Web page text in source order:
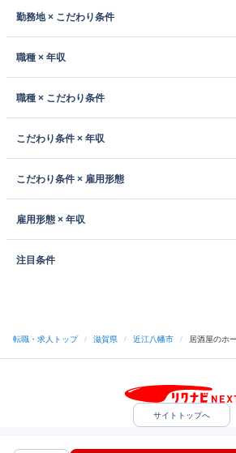
勤務地 × こだわり条件
職種 × 年収
職種 × こだわり条件
こだわり条件 × 年収
こだわり条件 × 雇用形態
雇用形態 × 年収
注目条件
転職・求人トップ / 滋賀県 / 近江八幡市 / 居酒屋のホ
サイトトップへ